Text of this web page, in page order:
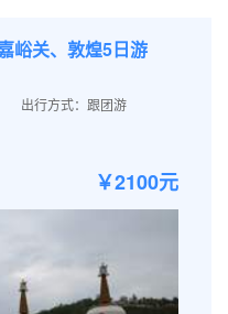
峪关、敦煌5日游
出行方式：跟团游
￥2100元